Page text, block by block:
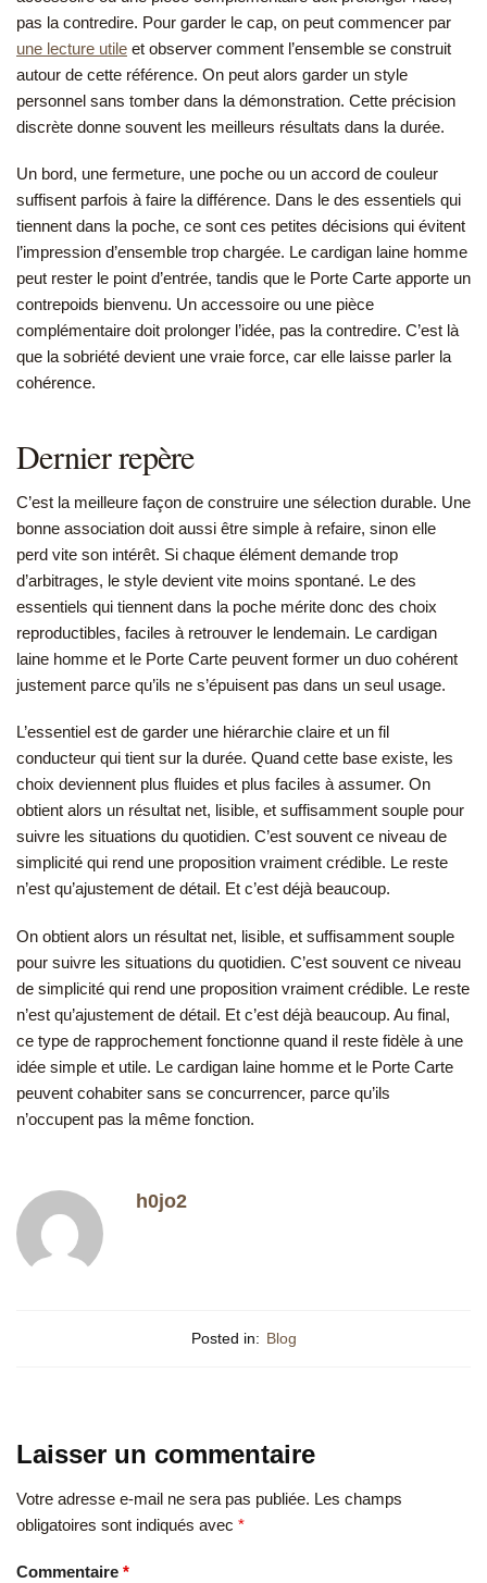
pas la contredire. Pour garder le cap, on peut commencer par
une lecture utile et observer comment l’ensemble se construit
autour de cette référence. On peut alors garder un style
personnel sans tomber dans la démonstration. Cette précision
discrète donne souvent les meilleurs résultats dans la durée.
Un bord, une fermeture, une poche ou un accord de couleur
suffisent parfois à faire la différence. Dans le des essentiels qui
tiennent dans la poche, ce sont ces petites décisions qui évitent
l’impression d’ensemble trop chargée. Le cardigan laine homme
peut rester le point d’entrée, tandis que le Porte Carte apporte un
contrepoids bienvenu. Un accessoire ou une pièce
complémentaire doit prolonger l’idée, pas la contredire. C’est là
que la sobriété devient une vraie force, car elle laisse parler la
cohérence.
Dernier repère
C’est la meilleure façon de construire une sélection durable. Une
bonne association doit aussi être simple à refaire, sinon elle
perd vite son intérêt. Si chaque élément demande trop
d’arbitrages, le style devient vite moins spontané. Le des
essentiels qui tiennent dans la poche mérite donc des choix
reproductibles, faciles à retrouver le lendemain. Le cardigan
laine homme et le Porte Carte peuvent former un duo cohérent
justement parce qu’ils ne s’épuisent pas dans un seul usage.
L’essentiel est de garder une hiérarchie claire et un fil
conducteur qui tient sur la durée. Quand cette base existe, les
choix deviennent plus fluides et plus faciles à assumer. On
obtient alors un résultat net, lisible, et suffisamment souple pour
suivre les situations du quotidien. C’est souvent ce niveau de
simplicité qui rend une proposition vraiment crédible. Le reste
n’est qu’ajustement de détail. Et c’est déjà beaucoup.
On obtient alors un résultat net, lisible, et suffisamment souple
pour suivre les situations du quotidien. C’est souvent ce niveau
de simplicité qui rend une proposition vraiment crédible. Le reste
n’est qu’ajustement de détail. Et c’est déjà beaucoup. Au final,
ce type de rapprochement fonctionne quand il reste fidèle à une
idée simple et utile. Le cardigan laine homme et le Porte Carte
peuvent cohabiter sans se concurrencer, parce qu’ils
n’occupent pas la même fonction.
h0jo2
Posted in: Blog
Laisser un commentaire
Votre adresse e-mail ne sera pas publiée. Les champs
obligatoires sont indiqués avec *
Commentaire *